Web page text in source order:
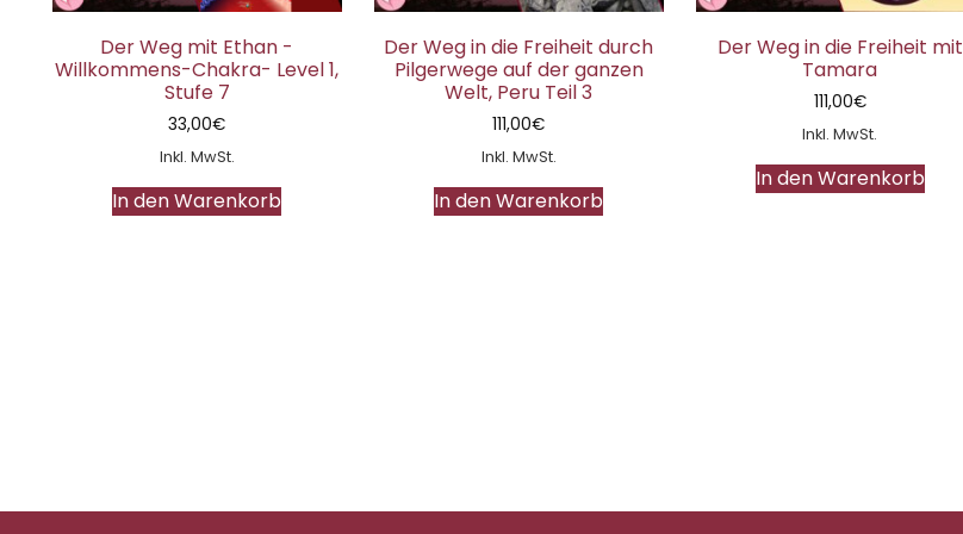
Der Weg mit Ethan -
Willkommens-Chakra- Level 1,
Stufe 7
33,00€
Inkl. MwSt.
In den Warenkorb
Der Weg in die Freiheit durch
Pilgerwege auf der ganzen
Welt, Peru Teil 3
111,00€
Inkl. MwSt.
In den Warenkorb
Der Weg in die Freiheit mit
Tamara
111,00€
Inkl. MwSt.
In den Warenkorb